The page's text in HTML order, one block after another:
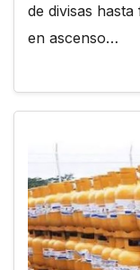
de divisas
en ascenso…